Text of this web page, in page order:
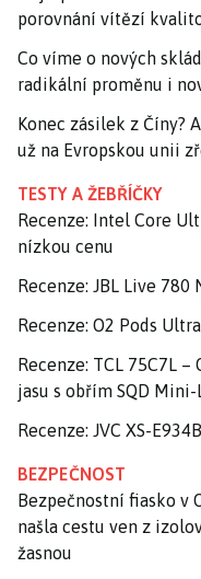
porovnání vítězí
Co víme o nových
radikální proměnu i
Konec zásilek z Číny?
už na Evropskou unii
TESTY A ŽEBŘÍČKY
Recenze: Intel Core
nízkou cenu
Recenze: JBL Live
Recenze: O2 Pods
Recenze: TCL 75C7L
jasu s obřím SQD
Recenze: JVC XS-
BEZPEČNOST
Bezpečnostní fiasko v
našla cestu ven z
žasnou